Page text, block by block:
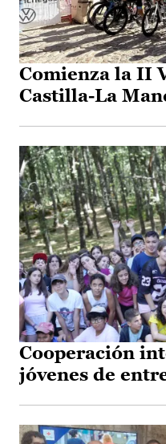
Comienza la II
Castilla-La
Cooperación
jóvenes de